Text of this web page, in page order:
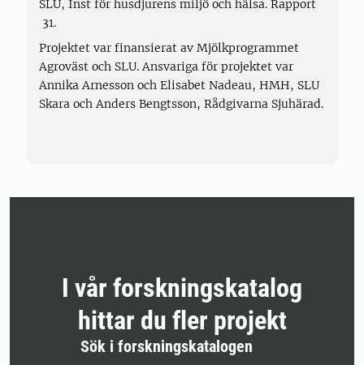
SLU, Inst för husdjurens miljö och hälsa. Rapport
31.
Projektet var finansierat av Mjölkprogrammet
Agroväst och SLU. Ansvariga för projektet var
Annika Arnesson och Elisabet Nadeau, HMH, SLU
Skara och Anders Bengtsson, Rådgivarna Sjuhärad.
I vår forskningskatalog
hittar du fler projekt
Sök i forskningskatalogen